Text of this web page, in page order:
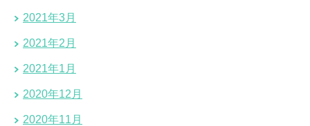
2021年3月
2021年2月
2021年1月
2020年12月
2020年11月